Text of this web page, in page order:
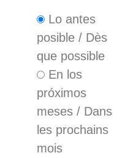
Lo antes
posible / Dès
que possible
En los
próximos
meses / Dans
les prochains
mois